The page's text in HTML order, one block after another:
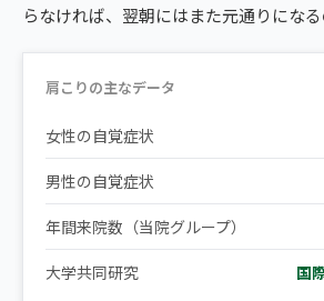
らなければ、翌朝にはまた元通りになる
肩こりの主なデータ
女性の自覚症状
男性の自覚症状
年間来院数（当院グループ）
大学共同研究 国